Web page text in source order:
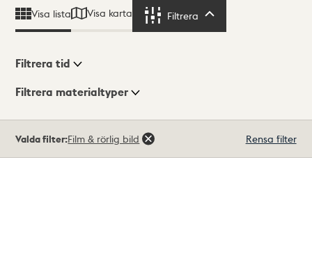
Visa lista Visa karta Filtrera
Visningsläge
Filtrera tid
Filtrera materialtyper
träffar
Valda filter:Film & rörlig bild Rensa filter